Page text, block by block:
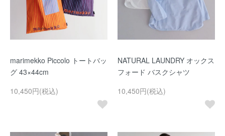
marimekko Piccolo トートバッ
グ 43×44cm
10,450円(税込)
NATURAL LAUNDRY オックス
フォード バスクシャツ
10,450円(税込)